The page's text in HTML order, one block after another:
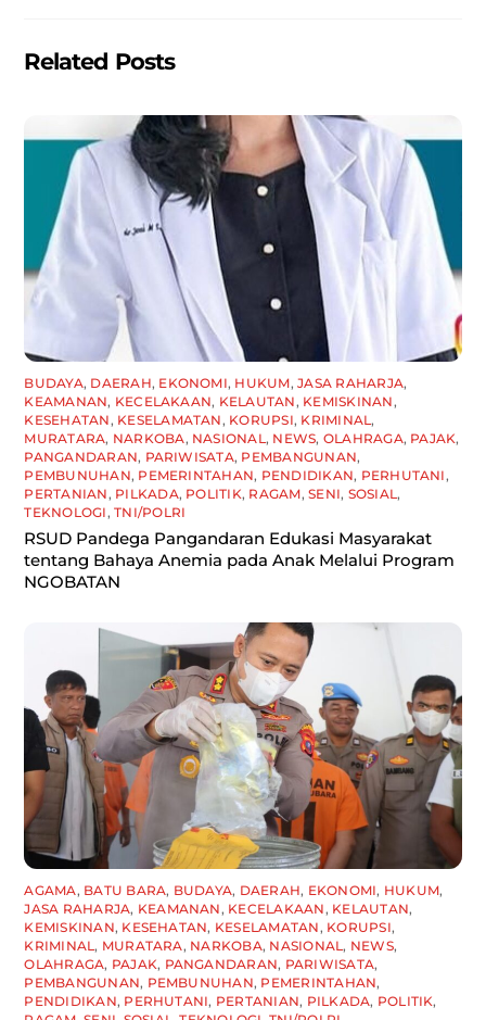
Related Posts
BUDAYA, DAERAH, EKONOMI, HUKUM,JASA RAHARJA,
KEAMANAN, KECELAKAAN, KELAUTAN , KEMISKINAN ,
KESEHATAN , KESELAMATAN , KORUPSI, KRIMINAL ,
MURATARA, NARKOBA, NASIONAL , NEWS, OLAHRAGA, PAJAK,
PANGANDARAN, PARIWISATA, PEMBANGUNAN,
PEMBUNUHAN, PEMERINTAHAN, PENDIDIKAN, PERHUTANI ,
PERTANIAN , PILKADA, POLITIK, RAGAM,SENI, SOSIAL ,
TEKNOLOGI ,TNI/POLRI
RSUD Pandega Pangandaran Edukasi Masyarakat
tentang Bahaya Anemia pada Anak Melalui Program
NGOBATAN
AGAMA, BATU BARA, BUDAYA, DAERAH, EKONOMI, HUKUM,
JASA RAHARJA, KEAMANAN , KECELAKAAN , KELAUTAN,
KEMISKINAN, KESEHATAN, KESELAMATAN , KORUPSI,
KRIMINAL , MURATARA, NARKOBA, NASIONAL , NEWS,
OLAHRAGA, PAJAK, PANGANDARAN, PARIWISATA,
PEMBANGUNAN, PEMBUNUHAN, PEMERINTAHAN,
PENDIDIKAN, PERHUTANI, PERTANIAN, PILKADA, POLITIK,